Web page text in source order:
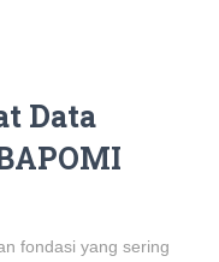
Data
fondasi yang sering